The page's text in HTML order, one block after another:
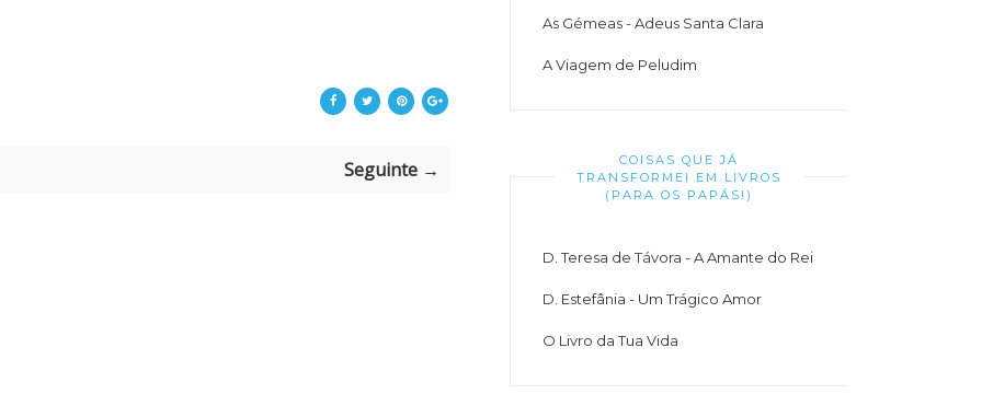
Seguinte →
As Gémeas - Adeus Santa Clara
A Viagem de Peludim
COISAS QUE JÁ
TRANSFORMEI EM LIVROS
(PARA OS PAPÁS!)
D. Teresa de Távora - A Amante do Rei
D. Estefânia - Um Trágico Amor
O Livro da Tua Vida